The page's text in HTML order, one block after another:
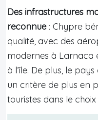
Des infrastructures
reconnue : Chypre
qualité, avec des
modernes à Larnaca
à l’île. De plus, le
un critère de plus en
touristes dans le